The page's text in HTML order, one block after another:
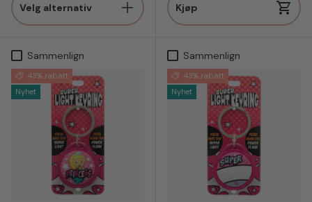
Velg alternativ Kjøp
Sammenlign
43% rabatt
Nyhet
Sammenlign
43% rabatt
Nyhet